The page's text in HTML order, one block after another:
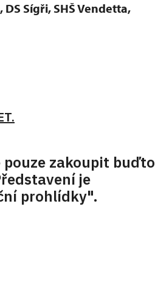
Sígři, SHŠ Vendetta,
pouze zakoupit buďto
je
prohlídky".